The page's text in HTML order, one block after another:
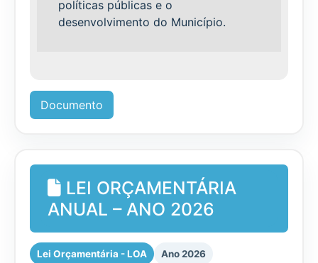
políticas públicas e o
desenvolvimento do Município.
Documento
LEI ORÇAMENTÁRIA
ANUAL – ANO 2026
Lei Orçamentária - LOA Ano 2026